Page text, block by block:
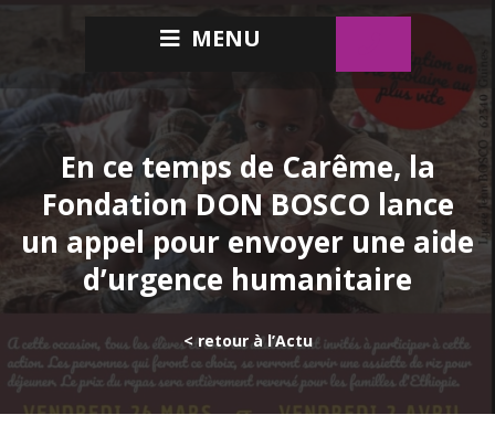
MENU
En ce temps de Carême, la
Fondation DON BOSCO lance
un appel pour envoyer une aide
d’urgence humanitaire
< retour à l’Actu